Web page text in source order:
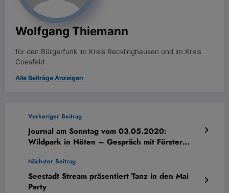
Wolfgang Thiemann
für den Bürgerfunk im Kreis Recklinghausen und im Kreis
Coesfeld
Alle Beiträge Anzeigen
Vorheriger Beitrag
Journal am Sonntag vom 03.05.2020:
Wildpark in Nöten – Gespräch mit Förster
Nächster Beitrag
Seestadt Stream präsentiert Tanz in den Mai
Party